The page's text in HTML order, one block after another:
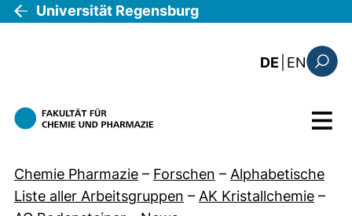
Direkt zum Inhalt
Universität Regensburg
DE EN: this
Menü
Chemie Pharmazie – Forschen – Alphabetische
Liste aller Arbeitsgruppen – AK Kristallchemie –